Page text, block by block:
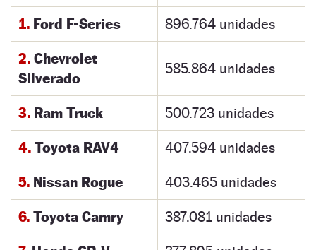
1. Ford F-Series 896.764 unidades
2. Chevrolet
Silverado
585.864 unidades
3. Ram Truck 500.723 unidades
4. Toyota RAV4 407.594 unidades
5. Nissan Rogue 403.465 unidades
6. Toyota Camry 387.081 unidades